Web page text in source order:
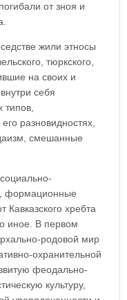
от зноя и
жили этносы
тюркского,
на своих и
себя
типов,
разновидностях,
смешанные
формационные
Кавказского хребта
иное. В первом
родовой мир
охранительной
феодально-
культуру,